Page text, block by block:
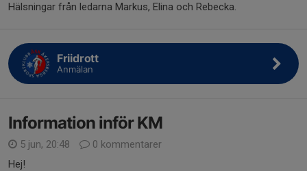
Hälsningar från ledarna Markus, Elina och Rebecka.
Friidrott
Anmälan
Information inför KM
5 jun, 20:48
0 kommentarer
Hej!